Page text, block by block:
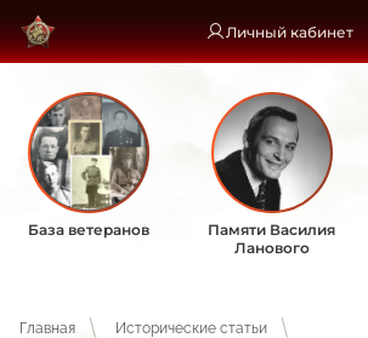
Личный кабинет
База ветеранов
Памяти Василия
Ланового
Главная
Исторические статьи